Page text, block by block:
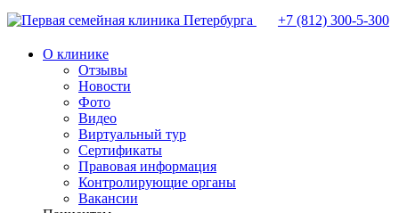
+7 (812) 300-5-300
О клинике
Отзывы
Новости
Фото
Видео
Виртуальный тур
Сертификаты
Правовая информация
Контролирующие органы
Вакансии